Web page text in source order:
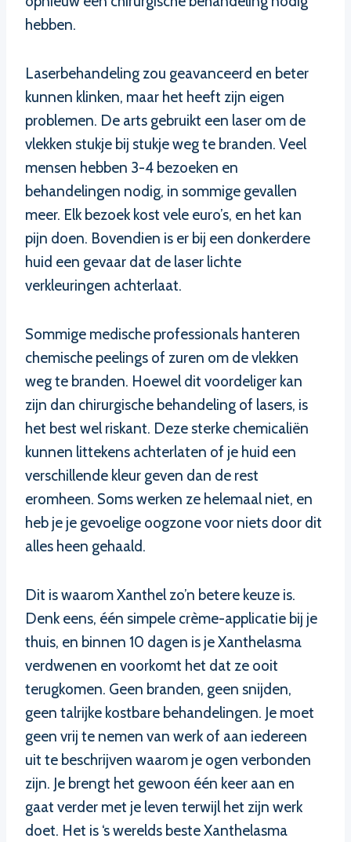
hebben.
Laserbehandeling zou geavanceerd en beter
kunnen klinken, maar het heeft zijn eigen
problemen. De arts gebruikt een laser om de
vlekken stukje bij stukje weg te branden. Veel
mensen hebben 3-4 bezoeken en
behandelingen nodig, in sommige gevallen
meer. Elk bezoek kost vele euro’s, en het kan
pijn doen. Bovendien is er bij een donkerdere
huid een gevaar dat de laser lichte
verkleuringen achterlaat.
Sommige medische professionals hanteren
chemische peelings of zuren om de vlekken
weg te branden. Hoewel dit voordeliger kan
zijn dan chirurgische behandeling of lasers, is
het best wel riskant. Deze sterke chemicaliën
kunnen littekens achterlaten of je huid een
verschillende kleur geven dan de rest
eromheen. Soms werken ze helemaal niet, en
heb je je gevoelige oogzone voor niets door dit
alles heen gehaald.
Dit is waarom Xanthel zo’n betere keuze is.
Denk eens, één simpele crème-applicatie bij je
thuis, en binnen 10 dagen is je Xanthelasma
verdwenen en voorkomt het dat ze ooit
terugkomen. Geen branden, geen snijden,
geen talrijke kostbare behandelingen. Je moet
geen vrij te nemen van werk of aan iedereen
uit te beschrijven waarom je ogen verbonden
zijn. Je brengt het gewoon één keer aan en
gaat verder met je leven terwijl het zijn werk
doet. Het is ‘s werelds beste Xanthelasma